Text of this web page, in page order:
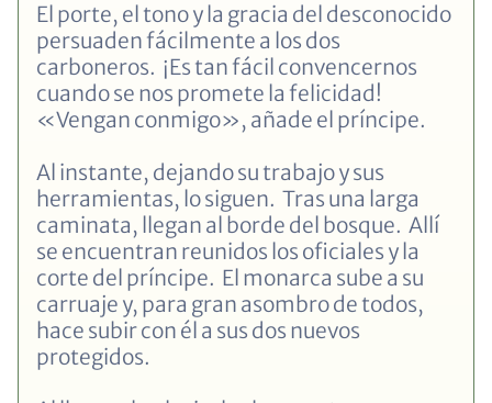
El porte, el tono y la gracia del desconocido
persuaden fácilmente a los dos
carboneros. ¡Es tan fácil convencernos
cuando se nos promete la felicidad!
«Vengan conmigo», añade el príncipe.
Al instante, dejando su trabajo y sus
herramientas, lo siguen. Tras una larga
caminata, llegan al borde del bosque. Allí
se encuentran reunidos los oficiales y la
corte del príncipe. El monarca sube a su
carruaje y, para gran asombro de todos,
hace subir con él a sus dos nuevos
protegidos.